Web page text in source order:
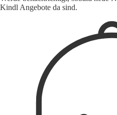
Kindl Angebote da sind.